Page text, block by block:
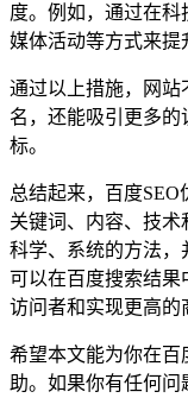
度。例如，通过在
媒体活动等方式来提
通过以上措施，网站
名，还能吸引更多的
标。
总结起来，百度
关键词、内容、技
科学、系统的方法，
可以在百度搜索结果
访问者和实现更高的
希望本文能为你在百
助。如果你有任何问